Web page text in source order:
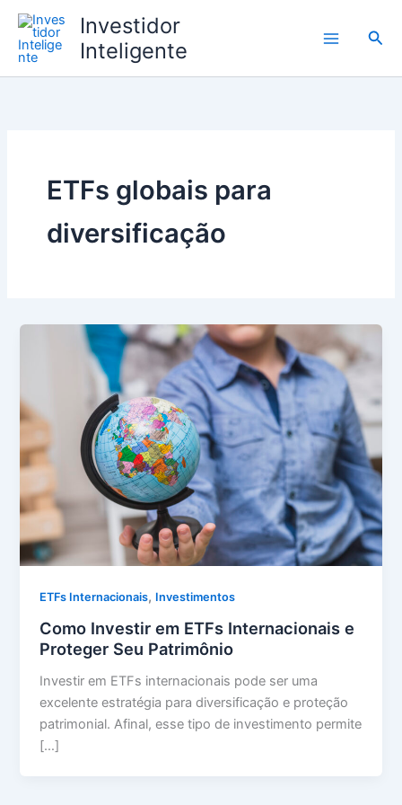
para
conteúdo
Investidor
Inteligente
ETFs globais para
diversificação
ETFs Internacionais, Investimentos
Como Investir em ETFs Internacionais e
Proteger Seu Patrimônio
Investir em ETFs internacionais pode ser uma
excelente estratégia para diversificação e proteção
patrimonial. Afinal, esse tipo de investimento permite
[…]